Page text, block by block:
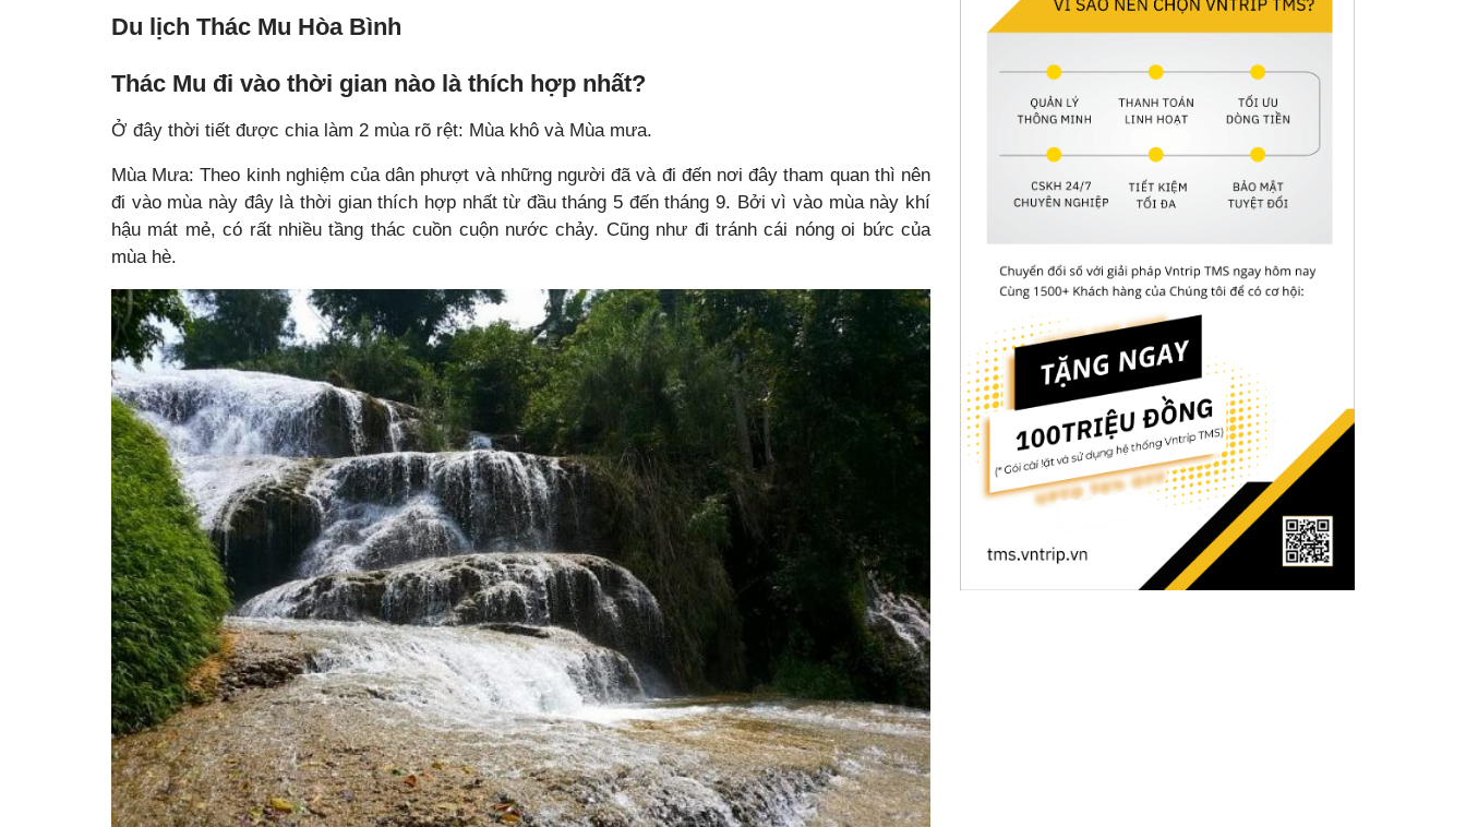
Du lịch Thác Mu Hòa Bình
Thác Mu đi vào thời gian nào là thích hợp nhất?
Ở đây thời tiết được chia làm 2 mùa rõ rệt: Mùa khô và Mùa mưa.
Mùa Mưa: Theo kinh nghiệm của dân phượt và những người đã và đi đến nơi đây tham quan thì nên
đi vào mùa này đây là thời gian thích hợp nhất từ đầu tháng 5 đến tháng 9. Bởi vì vào mùa này khí
hậu mát mẻ, có rất nhiều tầng thác cuồn cuộn nước chảy. Cũng như đi tránh cái nóng oi bức của
mùa hè.